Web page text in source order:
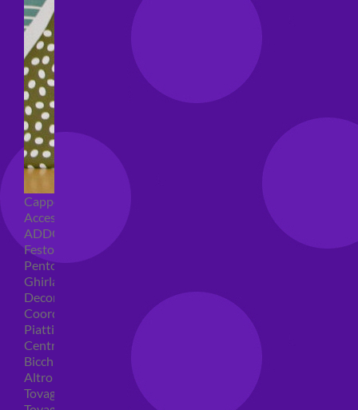
Cappellini per feste
Accessori per feste
ADDOBBI COMPLEANNO
Festoni compleanno
Pentolacce
Ghirlande decorative
Decorazioni tavola
Coordinati tavola per feste
Piatti compleanno
Centrotavola
Bicchieri feste
Altro
Tovaglioli